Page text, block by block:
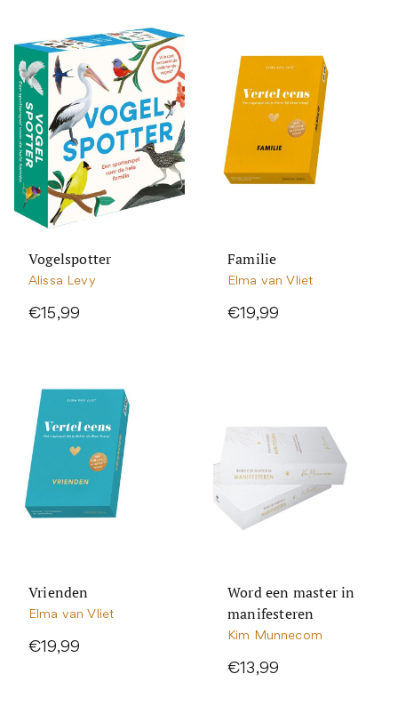
Vogelspotter
Alissa Levy
€15,99
Familie
Elma van Vliet
€19,99
Vrienden
Elma van Vliet
€19,99
Word een master in
manifesteren
Kim Munnecom
€13,99